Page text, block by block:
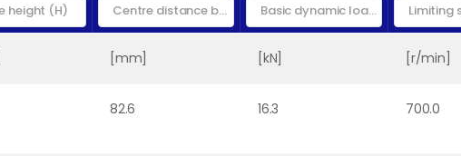
[mm] [kN] [r/min]
82.6 16.3 700.0